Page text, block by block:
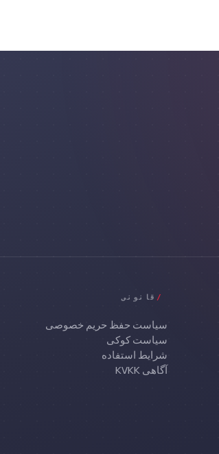
/ قانونی
سیاست حفظ حریم خصوصی
سیاست کوکی
شرایط استفاده
آگاهی KVKK